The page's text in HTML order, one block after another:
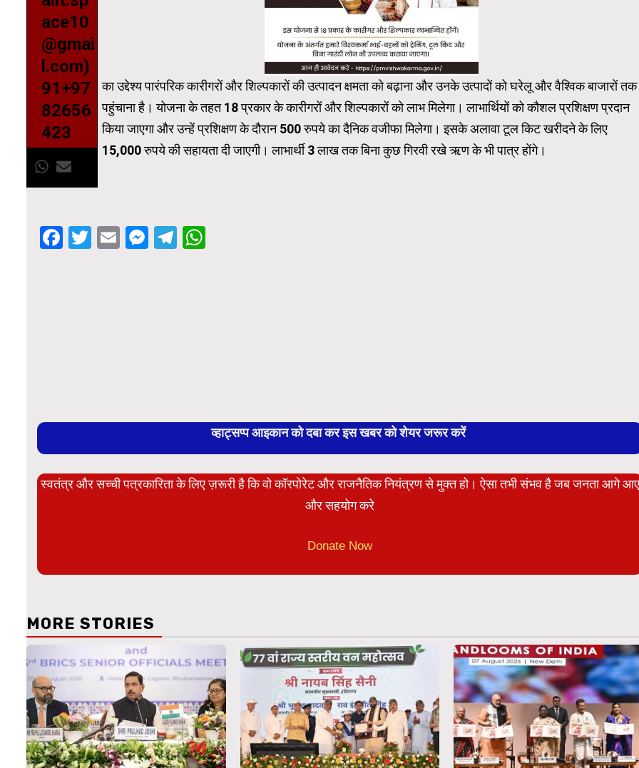
ace10
@gmai
l.com)
91+97
82656
423
का उद्देश्य पारंपरिक कारीगरों और शिल्पकारों की उत्पादन क्षमता को बढ़ाना और उनके उत्पादों को घरेलू और वैश्विक बाजारों तक
पहुंचाना है। योजना के तहत 18 प्रकार के कारीगरों और शिल्पकारों को लाभ मिलेगा। लाभार्थियों को कौशल प्रशिक्षण प्रदान
किया जाएगा और उन्हें प्रशिक्षण के दौरान 500 रुपये का दैनिक वजीफा मिलेगा। इसके अलावा टूल किट खरीदने के लिए
15,000 रुपये की सहायता दी जाएगी। लाभार्थी 3 लाख तक बिना कुछ गिरवी रखे ऋण के भी पात्र होंगे।
Facebook
Twitter
EmailMessenger
Telegram
व्हाट्सप्प आइकान को दबा कर इस खबर को शेयर जरूर करें
स्वतंत्र और सच्ची पत्रकारिता के लिए ज़रूरी है कि वो कॉरपोरेट और राजनैतिक नियंत्रण से मुक्त हो। ऐसा तभी संभव है जब जनता आगे आए
और सहयोग करे
Donate Now
MORE STORIES